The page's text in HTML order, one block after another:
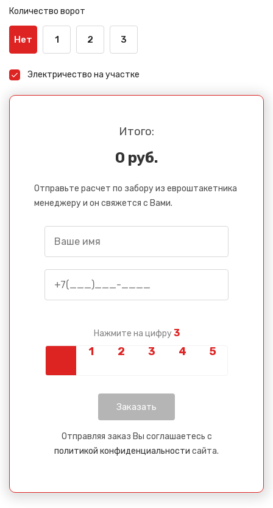
Количество ворот
Нет 1 2 3
Электричество на участке
Итого:
0 руб.
Отправьте расчет по забору из евроштакетника
менеджеру и он свяжется с Вами.
Нажмите на цифру 3
Отправляя заказ Вы соглашаетесь с
политикой конфиденциальности сайта.
Сообщение успешно
Вами.